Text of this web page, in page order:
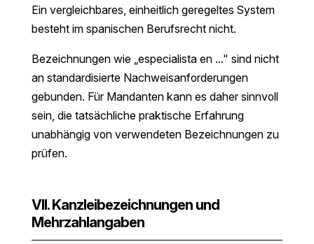
Ein vergleichbares, einheitlich geregeltes System
besteht im spanischen Berufsrecht nicht.
Bezeichnungen wie „especialista en …" sind nicht
an standardisierte Nachweisanforderungen
gebunden. Für Mandanten kann es daher sinnvoll
sein, die tatsächliche praktische Erfahrung
unabhängig von verwendeten Bezeichnungen zu
prüfen.
VII. Kanzleibezeichnungen und
Mehrzahlangaben